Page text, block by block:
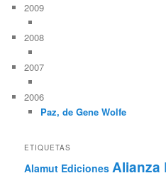
2009
2008
2007
2006
Paz, de Gene Wolfe
ETIQUETAS
Alamut Ediciones Alianza